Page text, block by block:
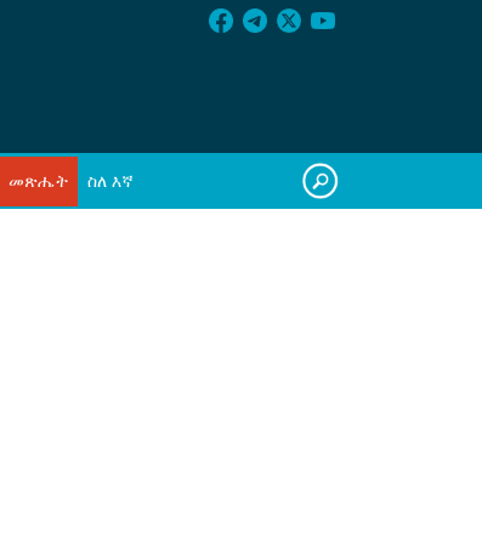
መጽሔት ስለ እኛ